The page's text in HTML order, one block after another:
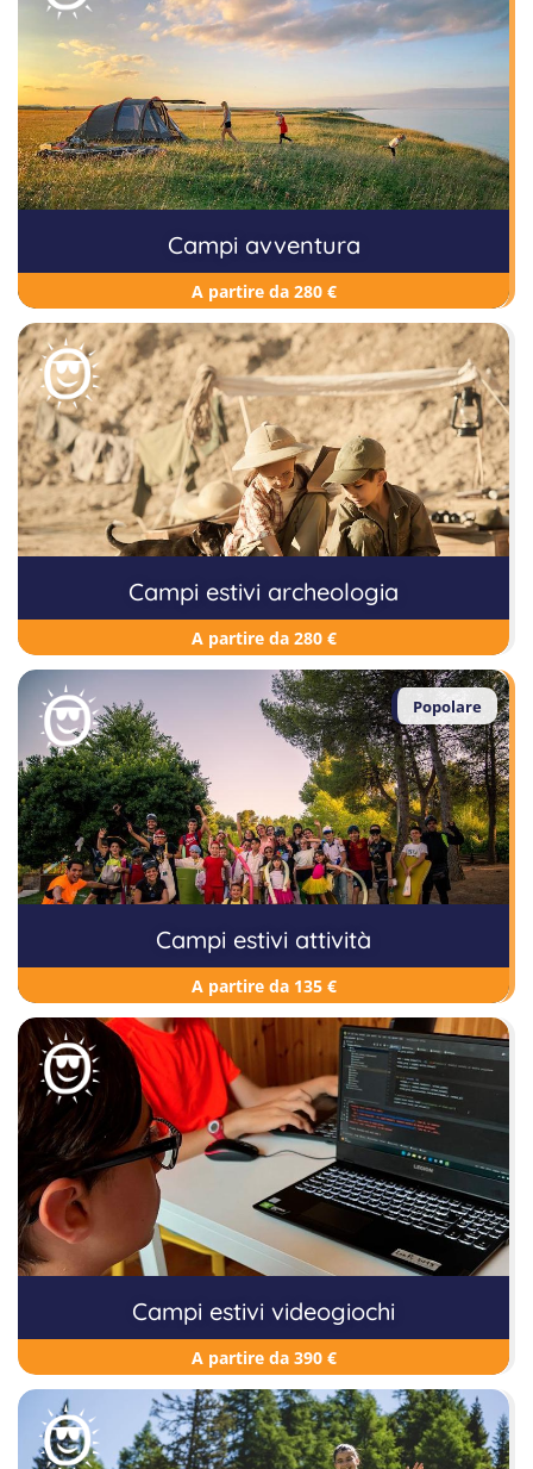
Campi avventura
A partire da 280 €
Campi estivi archeologia
A partire da 280 €
Popolare
Campi estivi attività
A partire da 135 €
Campi estivi videogiochi
A partire da 390 €